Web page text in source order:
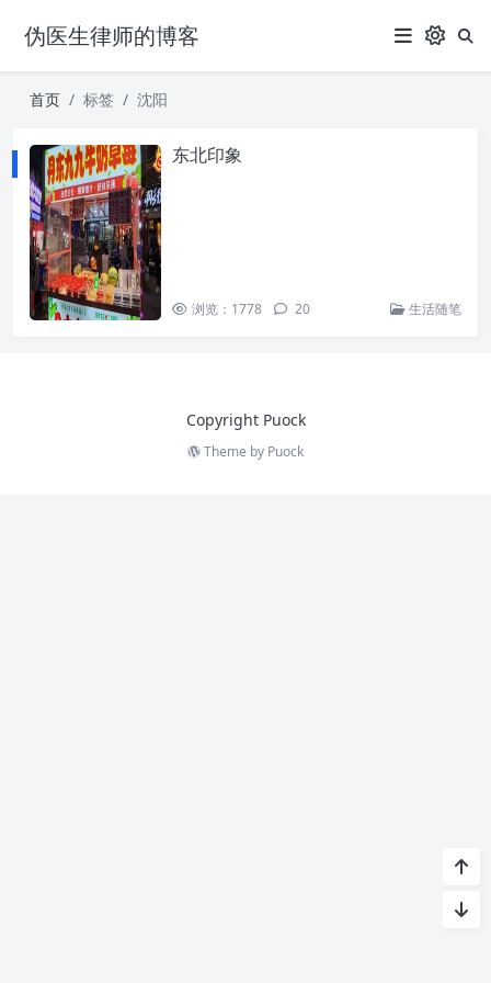
伪医生律师的博客
首页 标签 沈阳
东北印象
浏览：1778 20 生活随笔
Copyright Puock
Theme by Puock